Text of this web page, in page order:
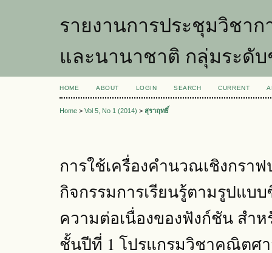
รายงานการประชุมวิชา
และนานาชาติ กลุ่มระดั
HOME ABOUT LOGIN SEARCH CURRENT
Home > Vol 5, No 1 (2014) > สุราฤทธิ์
การใช้เครื่องคำนวณเชิงกรา
กิจกรรมการเรียนรู้ตามรูปแบ
ความต่อเนื่องของฟังก์ชัน สำ
ชั้นปีที่ 1 โปรแกรมวิชาคณิตศ